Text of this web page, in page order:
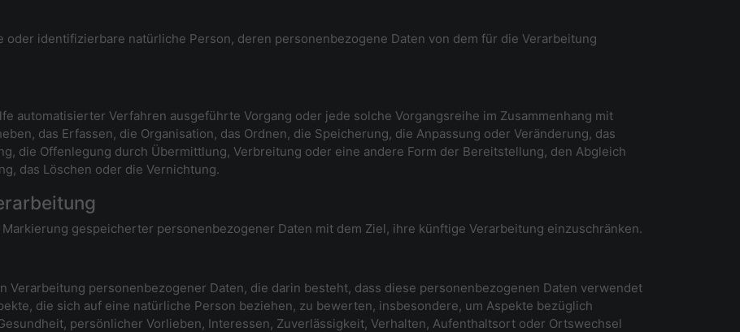
identifizierbare natürliche Person, deren personenbezogene Daten von dem für die Verarbeitung
automatisierter Verfahren ausgeführte Vorgang oder jede solche Vorgangsreihe im Zusammenhang mit
das Erfassen, die Organisation, das Ordnen, die Speicherung, die Anpassung oder Veränderung, das
die Offenlegung durch Übermittlung, Verbreitung oder eine andere Form der Bereitstellung, den Abgleich
das Löschen oder die Vernichtung.
gespeicherter personenbezogener Daten mit dem Ziel, ihre künftige Verarbeitung einzuschränken.
Verarbeitung personenbezogener Daten, die darin besteht, dass diese personenbezogenen Daten verwendet
die sich auf eine natürliche Person beziehen, zu bewerten, insbesondere, um Aspekte bezüglich
persönlicher Vorlieben, Interessen, Zuverlässigkeit, Verhalten, Aufenthaltsort oder Ortswechsel